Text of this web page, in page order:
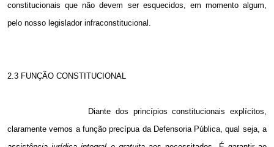
constitucionais que não devem ser esquecidos, em momento algum,
pelo nosso legislador infraconstitucional.
2.3 FUNÇÃO CONSTITUCIONAL
Diante dos princípios constitucionais explícitos,
claramente vemos a função precípua da Defensoria Pública, qual seja, a